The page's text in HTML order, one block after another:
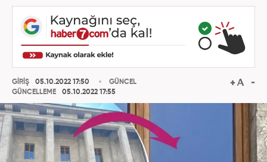
GİRİŞ
05.10.2022 17:50
GÜNCELLEME
05.10.2022 17:55
GÜNCEL